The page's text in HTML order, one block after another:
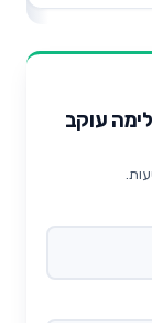
עוקב